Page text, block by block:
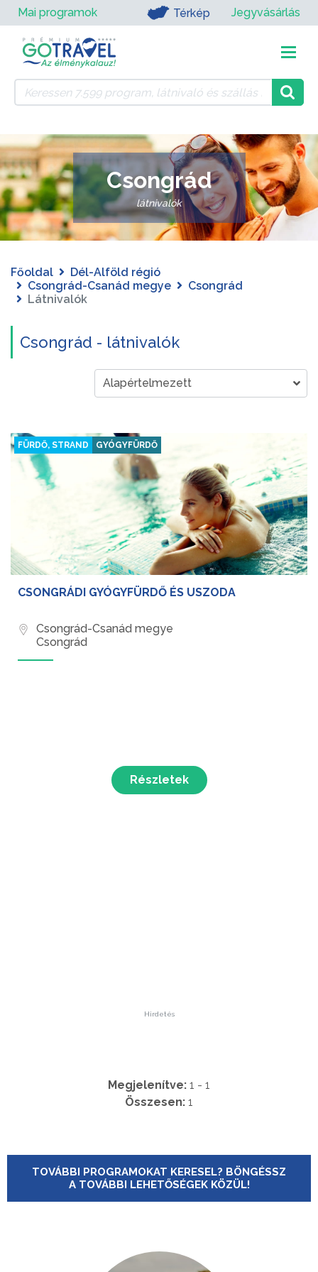
Mai programok Térkép Jegyvásárlás
Csongrád
látnivalók
Főoldal
Dél-Alföld régió
Csongrád-Csanád megye
Csongrád
Látnivalók
Csongrád - látnivalók
FÜRDŐ, STRAND GYÓGYFÜRDŐ
CSONGRÁDI GYÓGYFÜRDŐ ÉS USZODA
Csongrád-Csanád megye
Csongrád
Részletek
Hirdetés
Megjelenítve: 1 - 1
Összesen: 1
TOVÁBBI PROGRAMOKAT KERESEL? BÖNGÉSSZ
A TOVÁBBI LEHETŐSÉGEK KÖZÜL!